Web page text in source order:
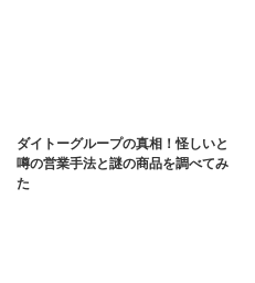
ダイトーグループの真相！怪しいと
噂の営業手法と謎の商品を調べてみ
た